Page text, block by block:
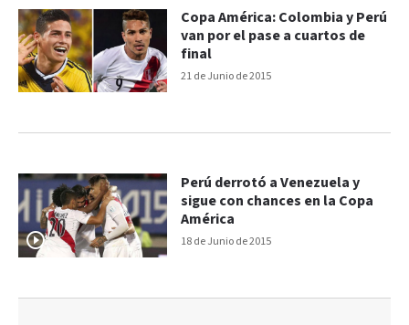
21 de Junio de 2015
Copa América: Colombia y Perú
van por el pase a cuartos de
final
18 de Junio de 2015
Perú derrotó a Venezuela y
sigue con chances en la Copa
América